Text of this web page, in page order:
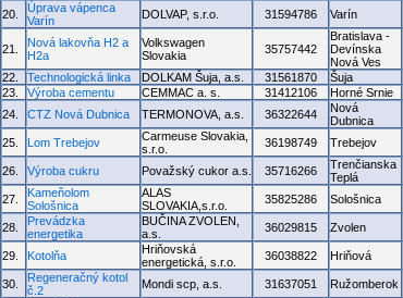
20.
Úprava vápenca
Varín
DOLVAP, s.r.o. 31594786 Varín
21.
Nová lakovňa H2 a
H2a
Volkswagen
Slovakia
35757442
Bratislava -
Devínska
Nová Ves
22. Technologická linka DOLKAM Šuja, a.s. 31561870 Šuja
23.
Výroba cementu CEMMAC a. s. 31412106 Horné Srnie
24.
CTZ Nová Dubnica TERMONOVA, a.s. 36322644
Nová
Dubnica
25. Lom Trebejov
Carmeuse Slovakia,
s.r.o.
36198749 Trebejov
26. Výroba cukru Považský cukor a.s. 35716266
Trenčianska
Teplá
27.
Kameňolom
Sološnica
ALAS
SLOVAKIA,s.r.o.
35825286 Sološnica
28.
Prevádzka
energetika
BUČINA ZVOLEN,
a.s.
36029815 Zvolen
29. Kotolňa
Hriňovská
energetická, s.r.o.
36038822 Hriňová
30.
Regeneračný kotol
č.2
Mondi scp, a.s. 31637051 Ružomberok